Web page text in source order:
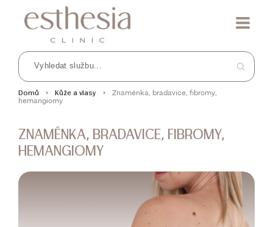
Domů Kůže a vlasy Znaménka, bradavice, fibromy,
hemangiomy
ZNAMÉNKA, BRADAVICE, FIBROMY,
HEMANGIOMY